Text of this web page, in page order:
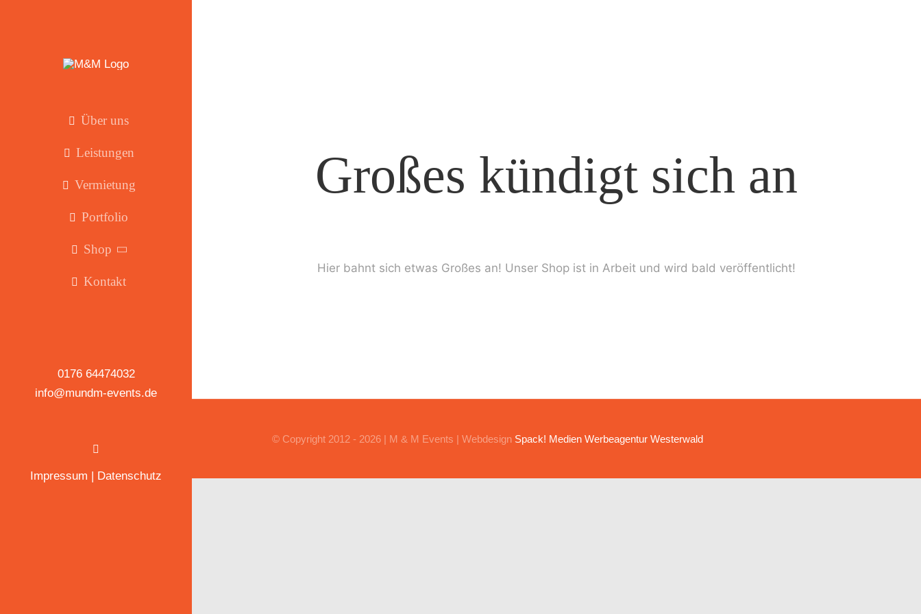
Über uns
Leistungen
Vermietung
Portfolio
Shop
Kontakt
0176 64474032
info@mundm-events.de
Impressum Datenschutz
Großes kündigt sich an
Hier bahnt sich etwas Großes an! Unser Shop ist in Arbeit und wird bald veröffentlicht!
© Copyright 2012 - 2026 | M & M Events | Webdesign Spack! Medien Werbeagentur Westerwald